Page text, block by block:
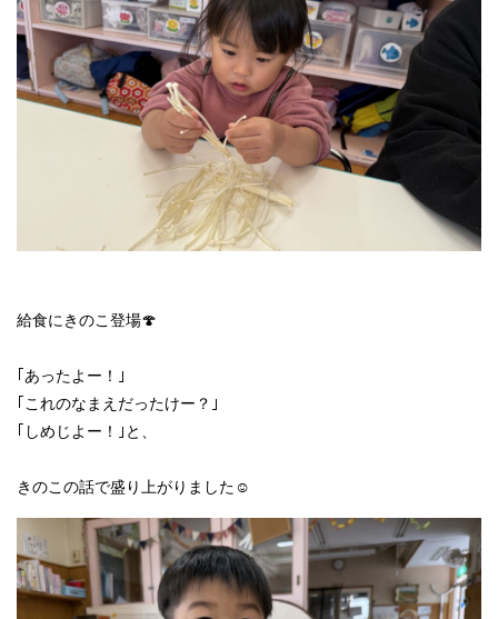
給食にきのこ登場🍄
｢あったよー！｣
｢これのなまえだったけー？｣
｢しめじよー！｣と、
きのこの話で盛り上がりました☺️